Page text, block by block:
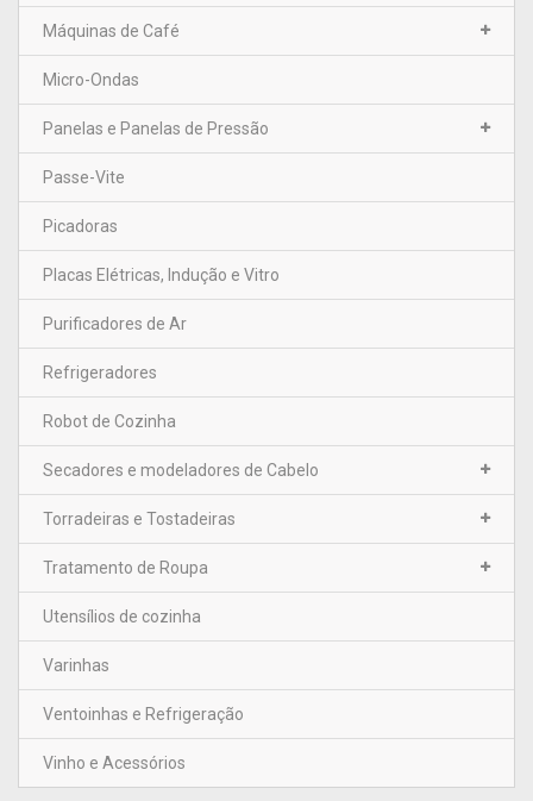
Máquinas de Café
Micro-Ondas
Panelas e Panelas de Pressão
Passe-Vite
Picadoras
Placas Elétricas, Indução e Vitro
Purificadores de Ar
Refrigeradores
Robot de Cozinha
Secadores e modeladores de Cabelo
Torradeiras e Tostadeiras
Tratamento de Roupa
Utensílios de cozinha
Varinhas
Ventoinhas e Refrigeração
Vinho e Acessórios